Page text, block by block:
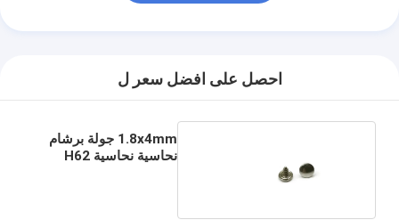
احصل على افضل سعر ل
1.8x4mm جولة برشام
نحاسية نحاسية H62